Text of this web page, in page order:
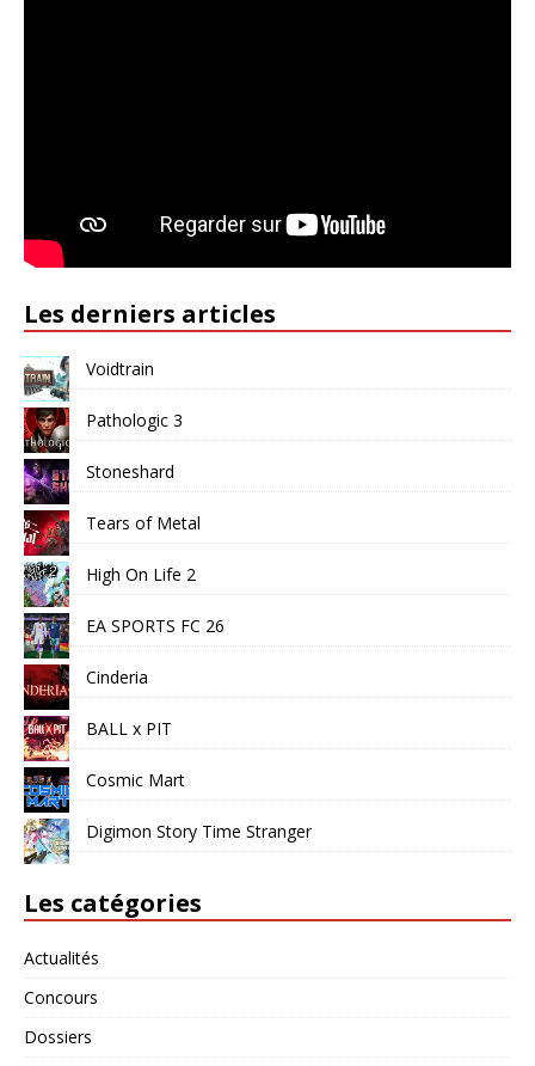
Les derniers articles
Voidtrain
Pathologic 3
Stoneshard
Tears of Metal
High On Life 2
EA SPORTS FC 26
Cinderia
BALL x PIT
Cosmic Mart
Digimon Story Time Stranger
Les catégories
Actualités
Concours
Dossiers